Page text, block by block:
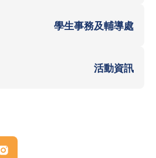
學生事務及輔導處
活動資訊